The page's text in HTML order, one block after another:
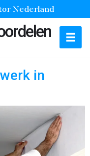
Nederland
in